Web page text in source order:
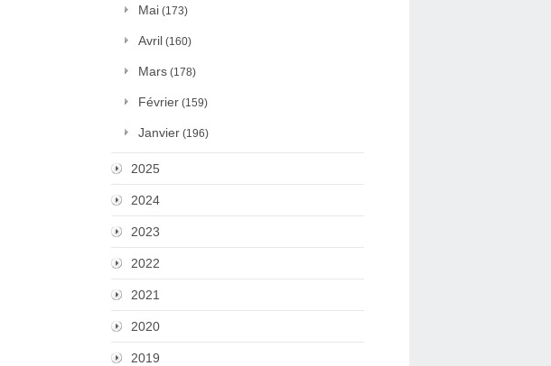
Mai (173)
Avril (160)
Mars (178)
Février (159)
Janvier (196)
2025
2024
2023
2022
2021
2020
2019